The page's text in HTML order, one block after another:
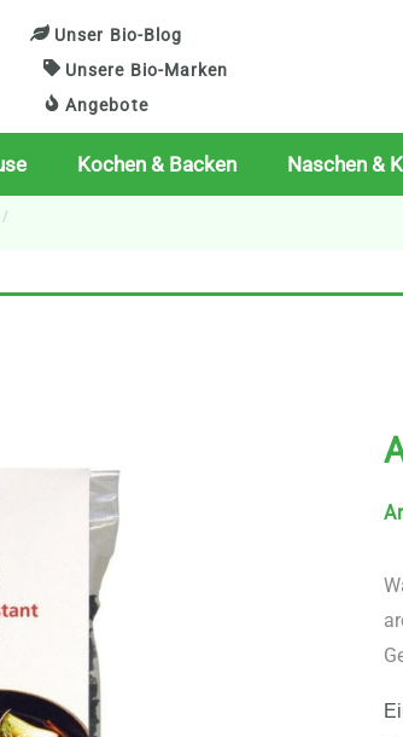
Unser Bio-Blog
Unsere Bio-Marken
Angebote
Kochen & Backen Naschen &